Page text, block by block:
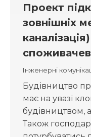
Проект
зовнішніх
Інженерні
Будівництво
має на увазі
будівництвом,
Також